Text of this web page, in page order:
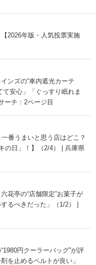
2026年版・人気投票実施
ンズの“車内遮光カーテ
安心」「ぐっすり眠れま
ーチ：2ページ目
番うまいと思う店はどこ？
の日」！】（2/4） | 兵庫県
花亭の“店舗限定”お菓子が
るべきだった」（1/2） |
円クーラーバッグ”が評
を止めるベルトが良い」